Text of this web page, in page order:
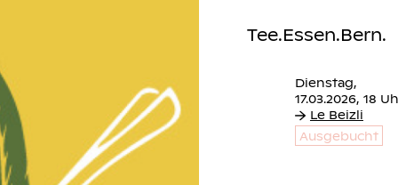
Tee.Essen.Bern.
Dienstag,
Le Beizli
Ausgebucht